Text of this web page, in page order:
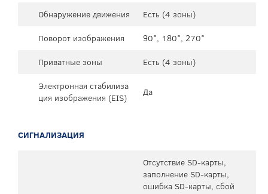
Обнаружение движения
Есть (4 зоны)
Поворот изображения
90°, 180°, 270°
Приватные зоны
Есть (4 зоны)
Электронная стабилиза
ция изображения (EIS)
Да
СИГНАЛИЗАЦИЯ
Отсутствие SD-карты,
заполнение SD-карты,
ошибка SD-карты, сбой